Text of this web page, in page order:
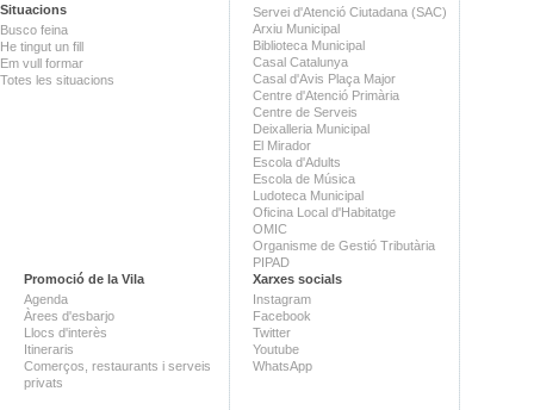
Situacions
Busco feina
He tingut un fill
Em vull formar
Totes les situacions
Servei d'Atenció Ciutadana (SAC)
Arxiu Municipal
Biblioteca Municipal
Casal Catalunya
Casal d'Avis Plaça Major
Centre d'Atenció Primària
Centre de Serveis
Deixalleria Municipal
El Mirador
Escola d'Adults
Escola de Música
Ludoteca Municipal
Oficina Local d'Habitatge
OMIC
Organisme de Gestió Tributària
PIPAD
Promoció de la Vila
Agenda
Àrees d'esbarjo
Llocs d'interès
Itineraris
Comerços, restaurants i serveis
privats
Xarxes socials
Instagram
Facebook
Twitter
Youtube
WhatsApp